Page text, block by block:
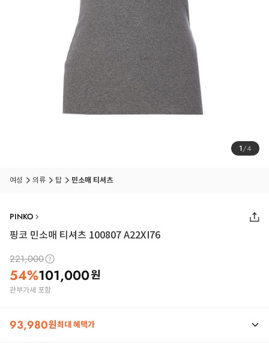
1/4
여성 의류 탑 민소매 티셔츠
PINKO
핑코 민소매 티셔츠 100807 A22XI76
221,000
54%101,000원
관부가세 포함
93,980원최대 혜택가